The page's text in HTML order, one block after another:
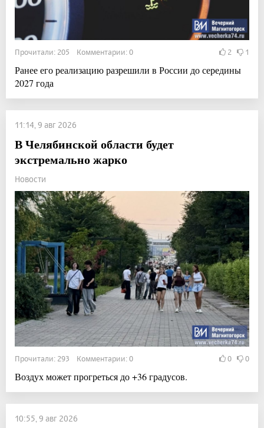
Прочитали: 205 Комментарии: 0 2 1
Ранее его реализацию разрешили в России до середины
2027 года
11:14, 9 авг 2026
В Челябинской области будет
экстремально жарко
Новости
Прочитали: 293 Комментарии: 0 0 0
Воздух может прогреться до +36 градусов.
10:55, 9 авг 2026